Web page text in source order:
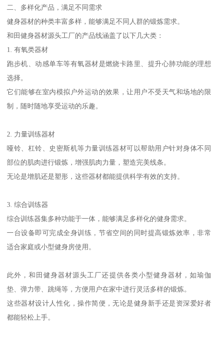
二、多样化产品，满足不同需求
健身器材的种类丰富多样，能够满足不同人群的锻炼需求。
和田健身器材源头工厂的产品线涵盖了以下几大类：
1. 有氧类器材
跑步机、动感单车等有氧器材是燃烧卡路里、提升心肺功能的理想
选择。
它们能够在室内模拟户外运动的效果，让用户不受天气和场地的限
制，随时随地享受运动的乐趣。
2. 力量训练器材
哑铃、杠铃、史密斯机等力量训练器材可以帮助用户针对身体不同
部位的肌肉进行锻炼，增强肌肉力量，塑造完美线条。
无论是增肌还是塑形，这些器材都能提供科学有效的支持。
3. 综合训练器
综合训练器集多种功能于一体，能够满足多样化的健身需求。
一台设备即可完成全身训练，节省空间的同时提高锻炼效率，非常
适合家庭或小型健身房使用。
此外，和田健身器材源头工厂还提供各类小型健身器材，如瑜伽
垫、弹力带、跳绳等，方便用户在家中进行灵活多样的锻炼。
这些器材设计人性化，操作简便，无论是健身新手还是资深爱好者
都能轻松上手。